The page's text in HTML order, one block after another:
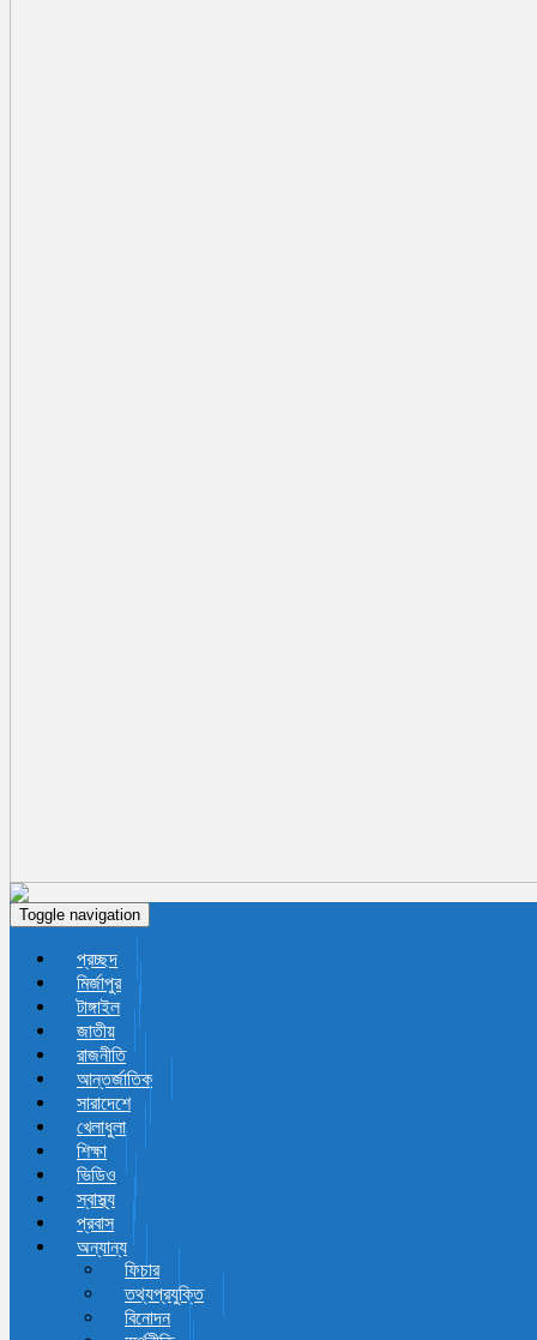
Toggle navigation
প্রচ্ছদ
মির্জাপুর
টাঙ্গাইল
জাতীয়
রাজনীতি
আন্তর্জাতিক
সারাদেশে
খেলাধুলা
শিক্ষা
ভিডিও
স্বাস্থ্য
প্রবাস
অন্যান্য
ফিচার
তথ্যপ্রযুক্তি
বিনোদন